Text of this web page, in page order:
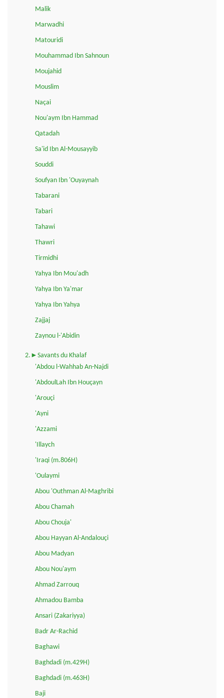
Malik
Marwadhi
Matouridi
Mouhammad Ibn Sahnoun
Moujahid
Mouslim
Naçai
Nou'aym Ibn Hammad
Qatadah
Sa'id Ibn Al-Mousayyib
Souddi
Soufyan Ibn 'Ouyaynah
Tabarani
Tabari
Tahawi
Thawri
Tirmidhi
Yahya Ibn Mou'adh
Yahya Ibn Ya'mar
Yahya Ibn Yahya
Zajjaj
Zaynou l-'Abidin
2.►Savants du Khalaf
'Abdou l-Wahhab An-Najdi
'AbdoulLah Ibn Houçayn
'Arouçi
'Ayni
'Azzami
'Illaych
'Iraqi (m.806H)
'Oulaymi
Abou 'Outhman Al-Maghribi
Abou Chamah
Abou Chouja'
Abou Hayyan Al-Andalouçi
Abou Madyan
Abou Nou'aym
Ahmad Zarrouq
Ahmadou Bamba
Ansari (Zakariyya)
Badr Ar-Rachid
Baghawi
Baghdadi (m.429H)
Baghdadi (m.463H)
Baji